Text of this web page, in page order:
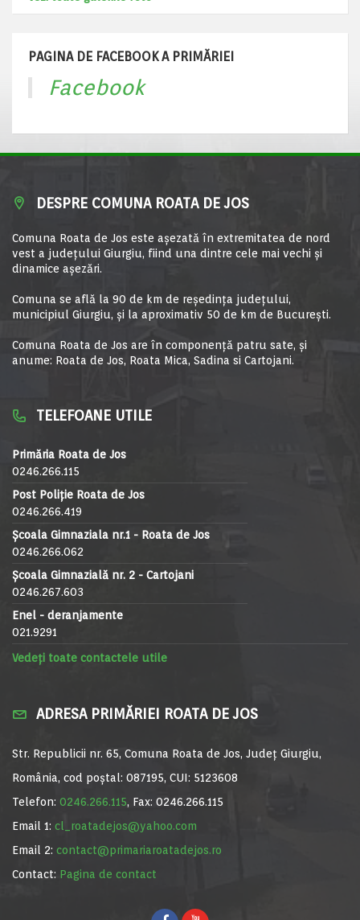
PAGINA DE FACEBOOK A PRIMĂRIEI
Facebook
DESPRE COMUNA ROATA DE JOS
Comuna Roata de Jos este aşezată în extremitatea de nord
vest a judeţului Giurgiu, fiind una dintre cele mai vechi şi
dinamice aşezări.
Comuna se află la 90 de km de reşedinţa judeţului,
municipiul Giurgiu, şi la aproximativ 50 de km de Bucureşti.
Comuna Roata de Jos are în componență patru sate, și
anume: Roata de Jos, Roata Mica, Sadina si Cartojani.
TELEFOANE UTILE
Primăria Roata de Jos
0246.266.115
Post Poliție Roata de Jos
0246.266.419
Școala Gimnaziala nr.1 - Roata de Jos
0246.266.062
Școala Gimnazială nr. 2 - Cartojani
0246.267.603
Enel - deranjamente
021.9291
Vedeți toate contactele utile
ADRESA PRIMĂRIEI ROATA DE JOS
Str. Republicii nr. 65, Comuna Roata de Jos, Județ Giurgiu,
România, cod poștal: 087195, CUI: 5123608
Telefon: 0246.266.115, Fax: 0246.266.115
Email 1: cl_roatadejos@yahoo.com
Email 2: contact@primariaroatadejos.ro
Contact: Pagina de contact